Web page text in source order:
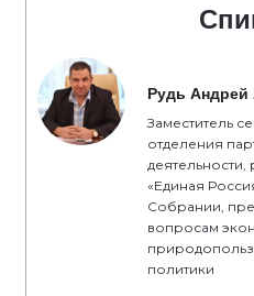
Рудь Андрей
Заместитель
отделения
«Единая
Собрании,
вопросам
политики